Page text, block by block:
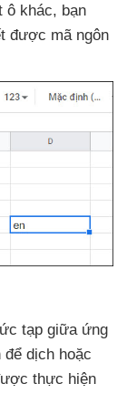
ô khác, bạn
được mã ngôn
tạp giữa ứng
để dịch hoặc
thực hiện